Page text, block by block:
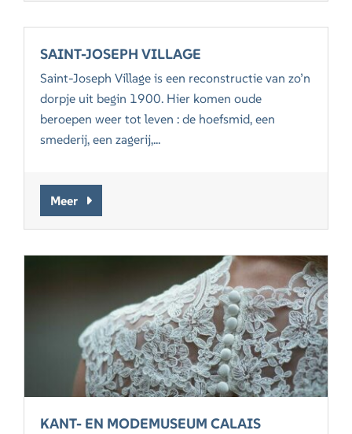
SAINT-JOSEPH VILLAGE
Saint-Joseph Village is een reconstructie van zo’n
dorpje uit begin 1900. Hier komen oude
beroepen weer tot leven : de hoefsmid, een
smederij, een zagerij,...
Meer
KANT- EN MODEMUSEUM CALAIS